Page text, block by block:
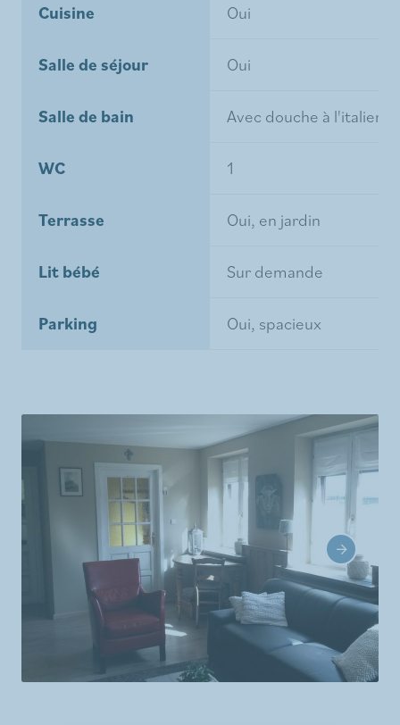
Cuisine Oui
Salle de séjour Oui
Salle de bain Avec douche à
WC 1
Terrasse Oui, en jardin
Lit bébé Sur demande
Parking Oui, spacieux